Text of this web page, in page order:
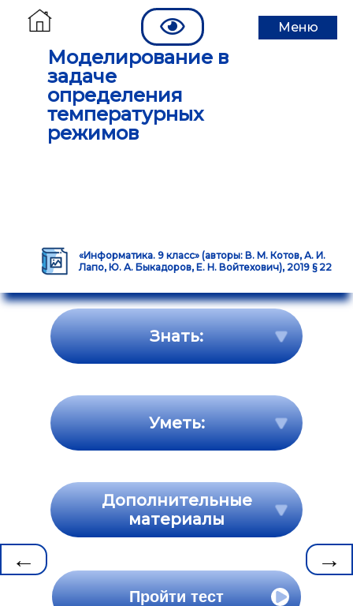
Моделирование в
задаче
определения
температурных
режимов
Меню
«Информатика. 9 класс» (авторы: В. М. Котов, А. И.
Лапо, Ю. А. Быкадоров, Е. Н. Войтехович), 2019 § 22
← →
Знать:
Уметь:
Дополнительные
материалы
Пройти тест